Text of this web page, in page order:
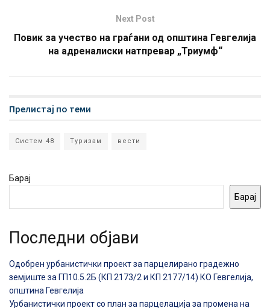
Next Post
Повик за учество на граѓани од општина Гевгелија
на адреналиски натпревар „Триумф“
Прелистај по теми
Систем 48 Туризам вести
Барај
Барај
Последни објави
Одобрен урбанистички проект за парцелирано градежно
земјиште за ГП10.5.2Б (КП 2173/2 и КП 2177/14) КО Гевгелија,
општина Гевгелија
Урбанистички проект со план за парцелација за промена на